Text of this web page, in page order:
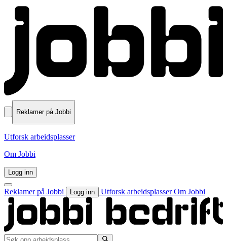
Reklamer på Jobbi
Utforsk arbeidsplasser
Om Jobbi
Logg inn
Reklamer på Jobbi Logg inn Utforsk arbeidsplasserOm Jobbi